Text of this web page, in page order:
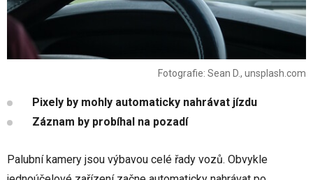
Fotografie: Sean D., unsplash.com
Pixely by mohly automaticky nahrávat jízdu
Záznam by probíhal na pozadí
Palubní kamery jsou výbavou celé řady vozů. Obvykle